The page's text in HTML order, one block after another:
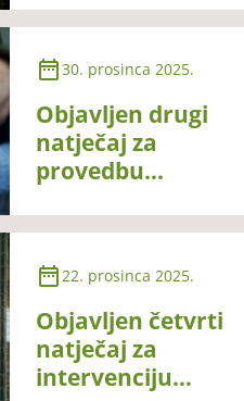
73.08. Izgradnja
infrastrukture
30. prosinca 2025.
Objavljen drugi
natječaj za
provedbu
77.03. Potpora
operativne
skupine
22. prosinca 2025.
Objavljen četvrti
natječaj za
intervenciju